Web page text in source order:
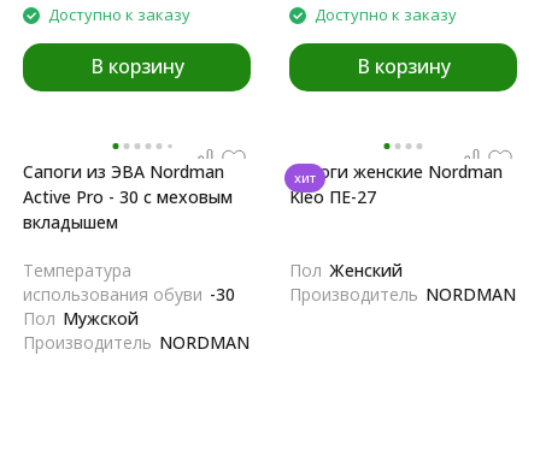
Доступно к заказу
В корзину
Доступно к заказу
В корзину
Сапоги из ЭВА Nordman
Active Pro - 30 с меховым
вкладышем
Температура
использования обуви -30
Пол Мужской
Производитель NORDMAN
хит
Сапоги женские Nordman
Kleo ПЕ-27
Пол Женский
Производитель NORDMAN